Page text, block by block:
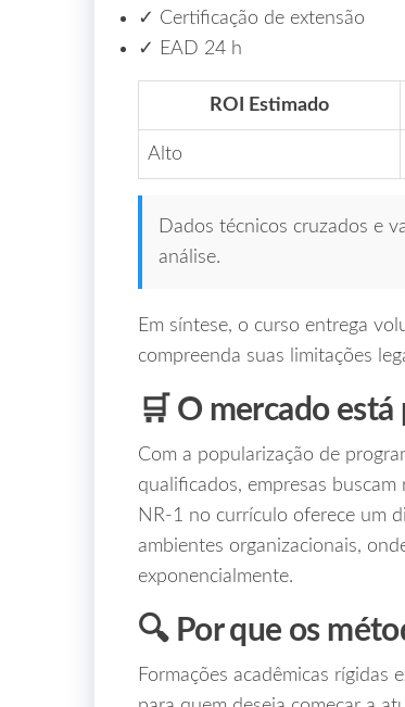
✓ Certificação de extensão
✓ EAD 24 h
ROI Estimado
Alto
Dados técnicos cruzados e
análise.
Em síntese, o curso entrega
compreenda suas limitações
🛒 O mercado
Com a popularização de
qualificados, empresas
NR‑1 no currículo oferece um
ambientes organizacionais,
exponencialmente.
🔍 Por que os
Formações acadêmicas rígidas